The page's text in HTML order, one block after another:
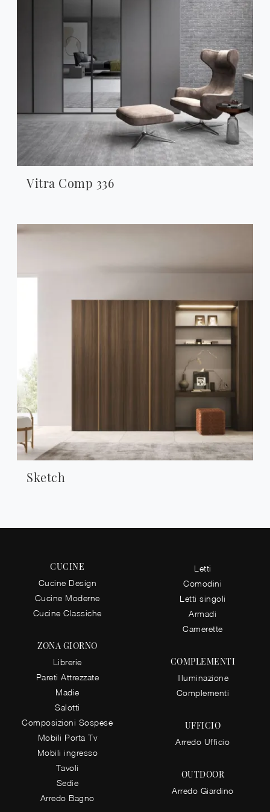
Vitra Comp 336
Sketch
CUCINE
Cucine Design
Cucine Moderne
Cucine Classiche
ZONA GIORNO
Librerie
Pareti Attrezzate
Madie
Salotti
Composizioni Sospese
Mobili Porta Tv
Mobili ingresso
Tavoli
Sedie
Arredo Bagno
Letti
Comodini
Letti singoli
Armadi
Camerette
COMPLEMENTI
Illuminazione
Complementi
UFFICIO
Arredo Ufficio
OUTDOOR
Arredo Giardino